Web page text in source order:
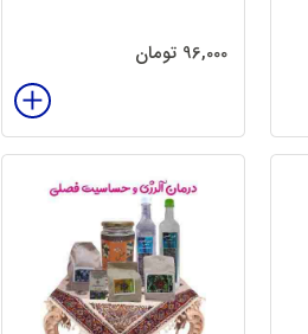
96,000 تومان